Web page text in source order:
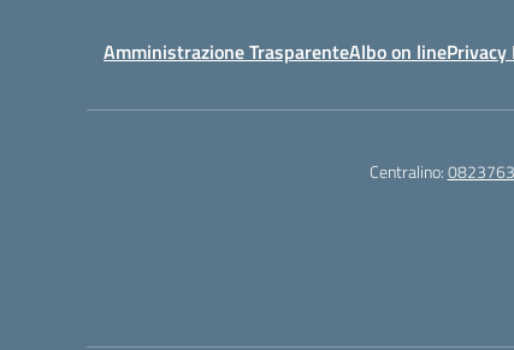
Amministrazione TrasparenteAlbo on linePrivacy
Centralino: